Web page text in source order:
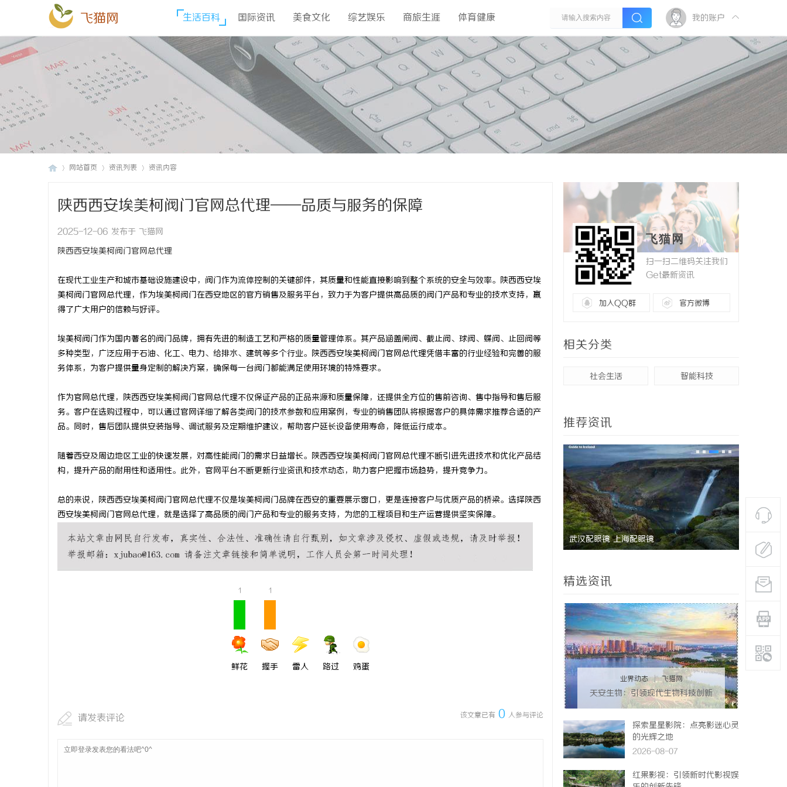
飞猫网 生活百科 国际资讯 美食文化 综艺娱乐 商旅生涯 体育健康 我的账户
网站首页 资讯列表 资讯内容
陕西西安埃美柯阀门官网总代理——品质与服务的保障
2025-12-06 发布于 飞猫网
陕西西安埃美柯阀门官网总代理
在现代工业生产和城市基础设施建设中，阀门作为流体控制的关键部件，其质量和性能直接影响到整个系统的安全与效率。陕西西安埃
美柯阀门官网总代理，作为埃美柯阀门在西安地区的官方销售及服务平台，致力于为客户提供高品质的阀门产品和专业的技术支持，赢
得了广大用户的信赖与好评。
埃美柯阀门作为国内著名的阀门品牌，拥有先进的制造工艺和严格的质量管理体系。其产品涵盖闸阀、截止阀、球阀、蝶阀、止回阀等
多种类型，广泛应用于石油、化工、电力、给排水、建筑等多个行业。陕西西安埃美柯阀门官网总代理凭借丰富的行业经验和完善的服
务体系，为客户提供量身定制的解决方案，确保每一台阀门都能满足使用环境的特殊要求。
作为官网总代理，陕西西安埃美柯阀门官网总代理不仅保证产品的正品来源和质量保障，还提供全方位的售前咨询、售中指导和售后服
务。客户在选购过程中，可以通过官网详细了解各类阀门的技术参数和应用案例，专业的销售团队将根据客户的具体需求推荐合适的产
品。同时，售后团队提供安装指导、调试服务及定期维护建议，帮助客户延长设备使用寿命，降低运行成本。
随着西安及周边地区工业的快速发展，对高性能阀门的需求日益增长。陕西西安埃美柯阀门官网总代理不断引进先进技术和优化产品结
构，提升产品的耐用性和适用性。此外，官网平台不断更新行业资讯和技术动态，助力客户把握市场趋势，提升竞争力。
总的来说，陕西西安埃美柯阀门官网总代理不仅是埃美柯阀门品牌在西安的重要展示窗口，更是连接客户与优质产品的桥梁。选择陕西
西安埃美柯阀门官网总代理，就是选择了高品质的阀门产品和专业的服务支持，为您的工程项目和生产运营提供坚实保障。
1
鲜花
1
握手 雷人 路过 鸡蛋
该文章已有 0 人参与评论
请发表评论
飞猫网
扫一扫二维码关注我们
Get最新资讯
加入QQ群 官方微博
相关分类
社会生活 智能科技
推荐资讯
贝净 AC 国际医疗实验室，标准化研发体系
全解析
武汉配眼镜 上海配眼镜 武汉配眼镜 上海配眼镜 武汉配眼
精选资讯
业界动态 | 飞猫网
天安生物：引领现代生物科技创新
发展的先锋企业
探索星星影院：点亮影迷心灵
的光辉之地
2026-08-07
红果影视：引领新时代影视娱